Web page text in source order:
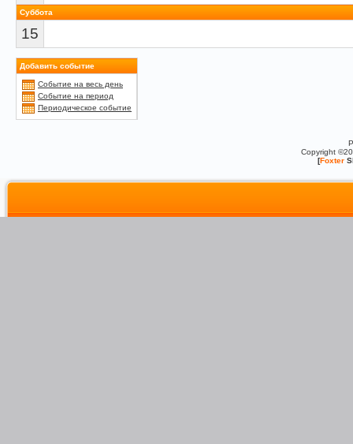
Суббота
15
Добавить событие
Событие на весь день
Событие на период
Периодическое событие
Copyright
[Foxter